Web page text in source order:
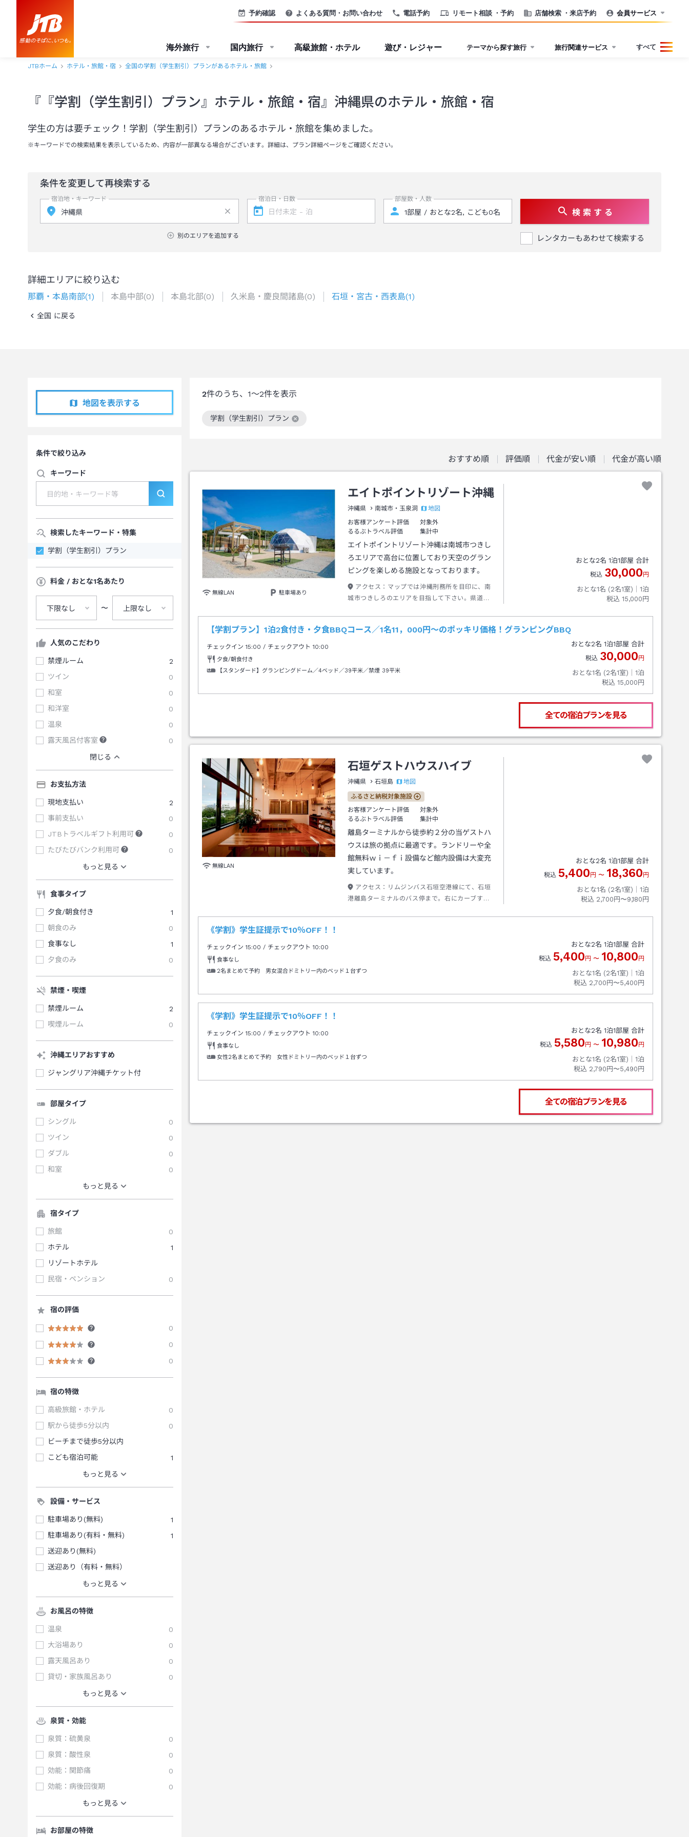
電話予約 リモート相談 ・予約 店舗検索 ・来店予約
予約確認 よくある質問・お問い合わせ 会員サービス
海外旅行 国内旅行 高級旅館・ホテル 遊び・レジャー テーマから探す旅行 旅行関連サービス すべて
JTBホーム ホテル・旅館・宿 全国の学割（学生割引）プランがあるホテル・旅館
『『学割（学生割引）プラン』ホテル・旅館・宿』沖縄県のホテル・旅館・宿
学生の方は要チェック！学割（学生割引）プランのあるホテル・旅館を集めました。
※キーワードでの検索結果を表示しているため、内容が一部異なる場合がございます。詳細は、プラン詳細ページをご確認ください。
条件を変更して再検索する
宿泊地・キーワード
別のエリアを追加する
宿泊日・日数 部屋数・人数
検 索 す る
レンタカーもあわせて検索する
詳細エリアに絞り込む
那覇・本島南部(1) 本島中部(0) 本島北部(0) 久米島・慶良間諸島(0) 石垣・宮古・西表島(1)
全国 に戻る
地図を表示する
条件で絞り込み
キーワード
検索したキーワード・特集
学割（学生割引）プラン
料金 / おとな1名あたり
下限なし 〜 上限なし
人気のこだわり
禁煙ルーム
2
ツイン
0
和室
0
和洋室
0
温泉
0
露天風呂付客室
0
閉じる
お支払方法
現地支払い
2
事前支払い
0
JTBトラベルギフト利用可
0
たびたびバンク利用可
0
もっと見る
食事タイプ
夕食/朝食付き
1
朝食のみ
0
食事なし
1
夕食のみ
0
禁煙・喫煙
禁煙ルーム
2
喫煙ルーム
0
沖縄エリアおすすめ
ジャングリア沖縄チケット付
部屋タイプ
シングル
0
ツイン
0
ダブル
0
和室
0
もっと見る
宿タイプ
旅館
0
ホテル
1
リゾートホテル
民宿・ペンション
0
宿の評価
0
0
0
宿の特徴
高級旅館・ホテル
0
駅から徒歩5分以内
0
ビーチまで徒歩5分以内
こども宿泊可能
1
もっと見る
設備・サービス
駐車場あり(無料)
1
駐車場あり(有料・無料)
1
送迎あり(無料)
送迎あり（有料・無料）
もっと見る
お風呂の特徴
温泉
0
大浴場あり
0
露天風呂あり
0
貸切・家族風呂あり
0
もっと見る
泉質・効能
泉質：硫黄泉
0
泉質：酸性泉
0
効能：関節痛
0
効能：病後回復期
0
もっと見る
お部屋の特徴
2件のうち、 1～2件を表示
学割（学生割引）プラン
この絞り込み条件を解除
おすすめ順 評価順 代金が安い順 代金が高い順
無線LAN 駐車場あり
エイトポイントリゾート沖縄
沖縄県 南城市・玉泉洞
地図
お客様アンケート評価
対象外
るるぶトラベル評価
集計中
エイトポイントリゾート沖縄は南城市つきし
ろエリアで高台に位置しており天空のグラン
ピングを楽しめる施設となっております。
アクセス： マップでは沖縄刑務所を目印に、南
城市つきしろのエリアを目指して下さい。県道８
おとな2名 1泊1部屋 合計
税込 30,000 円
おとな1名 (2名1室)｜ 1泊
税込 15,000円
【学割プラン】1泊2食付き・夕食BBQコース／1名11，000円～のポッキリ価格！グランピングBBQ
チェックイン15:00 / チェックアウト 10:00
夕食/朝食付き
【スタンダード】グランピングドーム／4ベッド／39平米／禁煙 39平米
おとな2名 1泊1部屋 合計
税込 30,000 円
おとな1名 (2名1室)｜ 1泊
税込 15,000円
全ての宿泊プランを見る
無線LAN
石垣ゲストハウスハイブ
沖縄県 石垣島 地図
ふるさと納税対象施設
お客様アンケート評価
対象外
るるぶトラベル評価
集計中
離島ターミナルから徒歩約２分の当ゲストハ
ウスは旅の拠点に最適です。ランドリーや全
館無料ｗｉ－ｆｉ設備など館内設備は大変充
実しています。
アクセス： リムジンバス石垣空港線にて、石垣
港離島ターミナルのバス停まで。右にカーブする
おとな2名 1泊1部屋 合計
税込 5,400 円 〜 18,360 円
おとな1名 (2名1室)｜ 1泊
税込 2,700円〜9,180円
《学割》学生証提示で10％OFF！！
チェックイン15:00 / チェックアウト 10:00
食事なし
2名まとめて予約 男女混合ドミトリー内のベッド１台ずつ
おとな2名 1泊1部屋 合計
税込 5,400 円 〜 10,800 円
おとな1名 (2名1室)｜ 1泊
税込 2,700円〜5,400円
《学割》学生証提示で10％OFF！！
チェックイン15:00 / チェックアウト 10:00
食事なし
女性2名まとめて予約 女性ドミトリー内のベッド１台ずつ
おとな2名 1泊1部屋 合計
税込 5,580 円 〜 10,980 円
おとな1名 (2名1室)｜ 1泊
税込 2,790円〜5,490円
全ての宿泊プランを見る